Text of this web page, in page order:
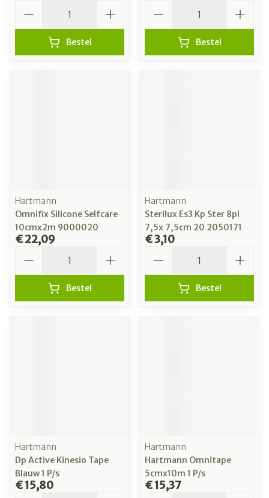
Bestel Bestel
Hartmann
Omnifix Silicone Selfcare
10cmx2m 9000020
€ 22,09
Bestel
Hartmann
Sterilux Es3 Kp Ster 8pl
7,5x 7,5cm 20 2050171
€ 3,10
Bestel
Hartmann
Dp Active Kinesio Tape
Blauw 1 P/s
€ 15,80
Hartmann
Hartmann Omnitape
5cmx10m 1 P/s
€ 15,37